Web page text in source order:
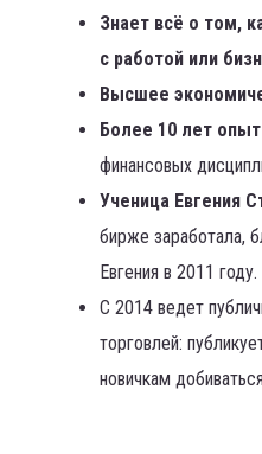
Знает всё о том,
с работой или
Высшее
Более 10 лет
финансовых
Ученица Евгения
бирже заработала,
Евгения в 2011 году.
С 2014 ведет
торговлей:
новичкам